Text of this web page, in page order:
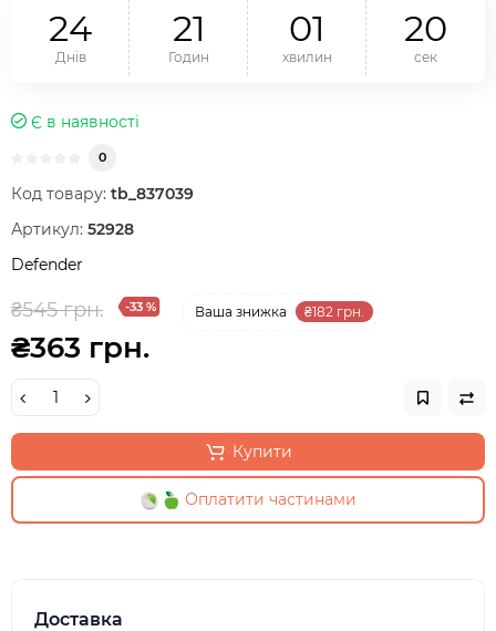
24
Днів
21
Годин
01
хвилин
19
сек
Є в наявності
0
Код товару: tb_837039
Артикул: 52928
Defender
₴545 грн. -33 % Ваша знижка ₴182 грн.
₴363 грн.
Купити
Оплатити частинами
Доставка